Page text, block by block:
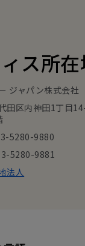
ス所
ジャパン株式会社
田区内神田1丁目
5280-9880
3-5280-9881
法人